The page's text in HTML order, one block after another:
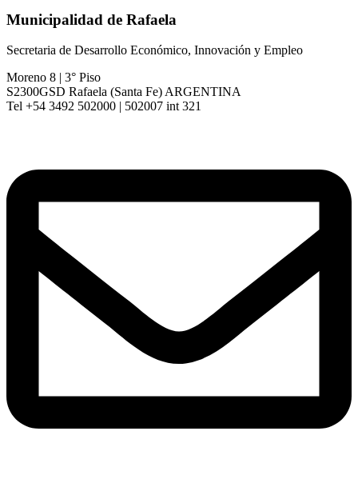
Municipalidad de Rafaela
Secretaria de Desarrollo Económico, Innovación y Empleo
Moreno 8 | 3° Piso
S2300GSD Rafaela (Santa Fe) ARGENTINA
Tel +54 3492 502000 | 502007 int 321